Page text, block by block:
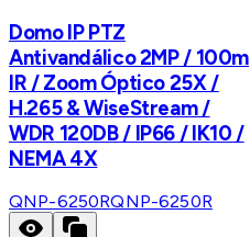
Domo IP PTZ
Antivandálico 2MP / 100m
IR / Zoom Óptico 25X /
H.265 & WiseStream /
WDR 120DB / IP66 / IK10 /
NEMA 4X
QNP-6250RQNP-6250R